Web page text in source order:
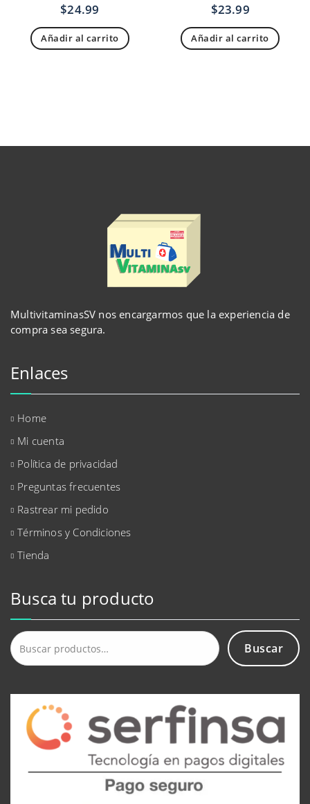
$24.99
Añadir al carrito
$23.99
Añadir al carrito
MultivitaminasSV nos encargarmos que la experiencia de
compra sea segura.
Enlaces
Home
Mi cuenta
Política de privacidad
Preguntas frecuentes
Rastrear mi pedido
Términos y Condiciones
Tienda
Busca tu producto
Buscar
por:
Buscar